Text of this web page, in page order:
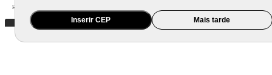
Inserir CEP Mais tarde
Home